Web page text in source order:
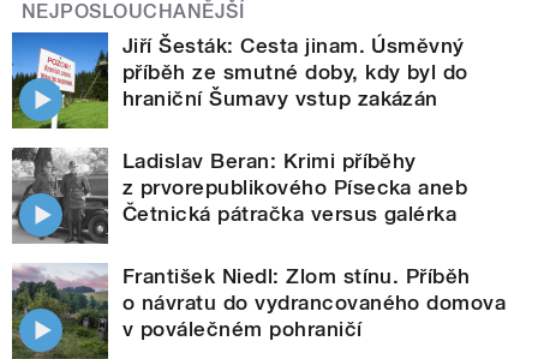
NEJPOSLOUCHANĚJŠÍ
Jiří Šesták: Cesta jinam. Úsměvný
příběh ze smutné doby, kdy byl do
hraniční Šumavy vstup zakázán
Ladislav Beran: Krimi příběhy
z prvorepublikového Písecka aneb
Četnická pátračka versus galérka
František Niedl: Zlom stínu. Příběh
o návratu do vydrancovaného domova
v poválečném pohraničí